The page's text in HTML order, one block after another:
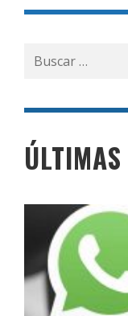
Buscar
por: